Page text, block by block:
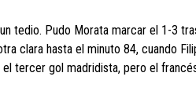
tedio. Pudo Morata marcar el 1-3
clara hasta el minuto 84, cuando
tercer gol madridista, pero el